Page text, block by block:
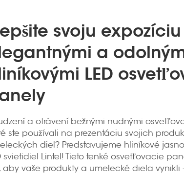
svoju expozíciu
a
LED
a otrávení bežnými nudnými
ste používali na prezentáciu svojich
diel? Predstavujeme hliníkové
svietidiel Lintel! Tieto tenké osvetľovacie
aby vaše produkty a umelecké diela vynikli